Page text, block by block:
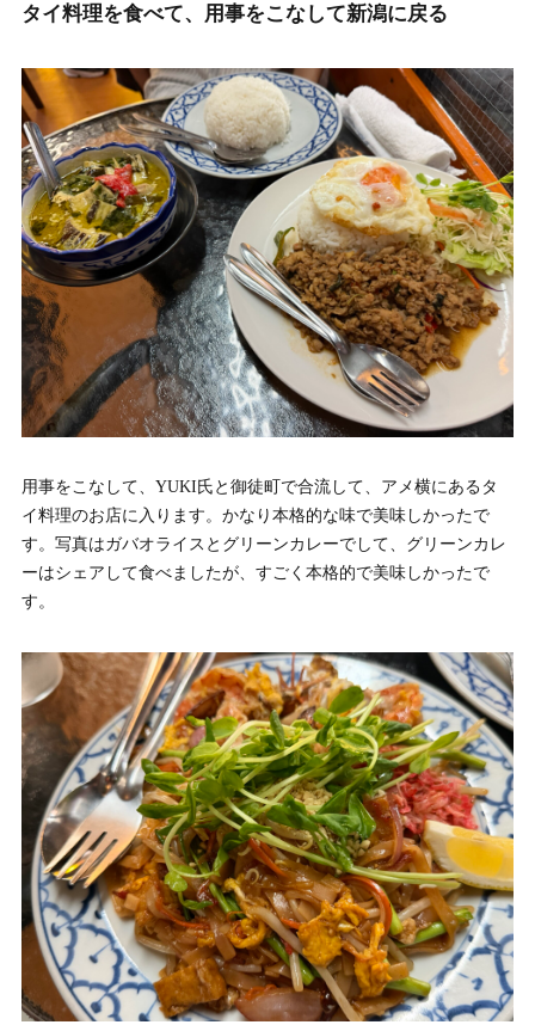
タイ料理を食べて、用事をこなして新潟に戻る
用事をこなして、YUKI氏と御徒町で合流して、アメ横にあるタ
イ料理のお店に入ります。かなり本格的な味で美味しかったで
す。写真はガバオライスとグリーンカレーでして、グリーンカレ
ーはシェアして食べましたが、すごく本格的で美味しかったで
す。